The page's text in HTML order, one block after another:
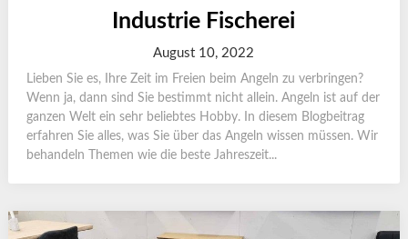
Industrie Fischerei
August 10, 2022
Lieben Sie es, Ihre Zeit im Freien beim Angeln zu verbringen?
Wenn ja, dann sind Sie bestimmt nicht allein. Angeln ist auf der
ganzen Welt ein sehr beliebtes Hobby. In diesem Blogbeitrag
erfahren Sie alles, was Sie über das Angeln wissen müssen. Wir
behandeln Themen wie die beste Jahreszeit...